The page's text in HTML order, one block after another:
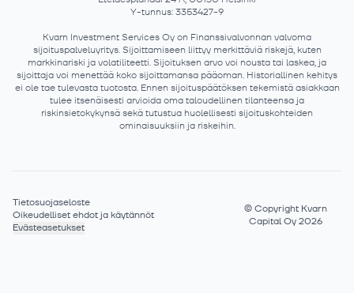
Y-tunnus: 3353427-9
Kvarn Investment Services Oy on Finanssivalvonnan valvoma
sijoituspalveluyritys. Sijoittamiseen liittyy merkittäviä riskejä, kuten
markkinariski ja volatiliteetti. Sijoituksen arvo voi nousta tai laskea, ja
sijoittaja voi menettää koko sijoittamansa pääoman. Historiallinen kehitys
ei ole tae tulevasta tuotosta. Ennen sijoituspäätöksen tekemistä asiakkaan
tulee itsenäisesti arvioida oma taloudellinen tilanteensa ja
riskinsietokykynsä sekä tutustua huolellisesti sijoituskohteiden
ominaisuuksiin ja riskeihin.
Tietosuojaseloste
Oikeudelliset ehdot ja käytännöt
Evästeasetukset
©Copyright Kvarn
Capital Oy 2026